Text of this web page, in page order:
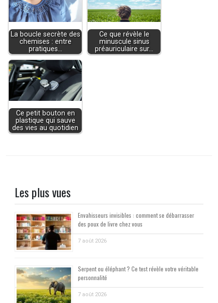
La boucle secrète des
chemises : entre
pratiques…
Ce que révèle le
minuscule sinus
préauriculaire sur…
Ce petit bouton en
plastique qui sauve
des vies au quotidien
Les plus vues
Envahisseurs invisibles : comment se débarrasser
des poux de livre chez vous
7 août 2026
Serpent ou éléphant ? Ce test révèle votre véritable
personnalité
7 août 2026